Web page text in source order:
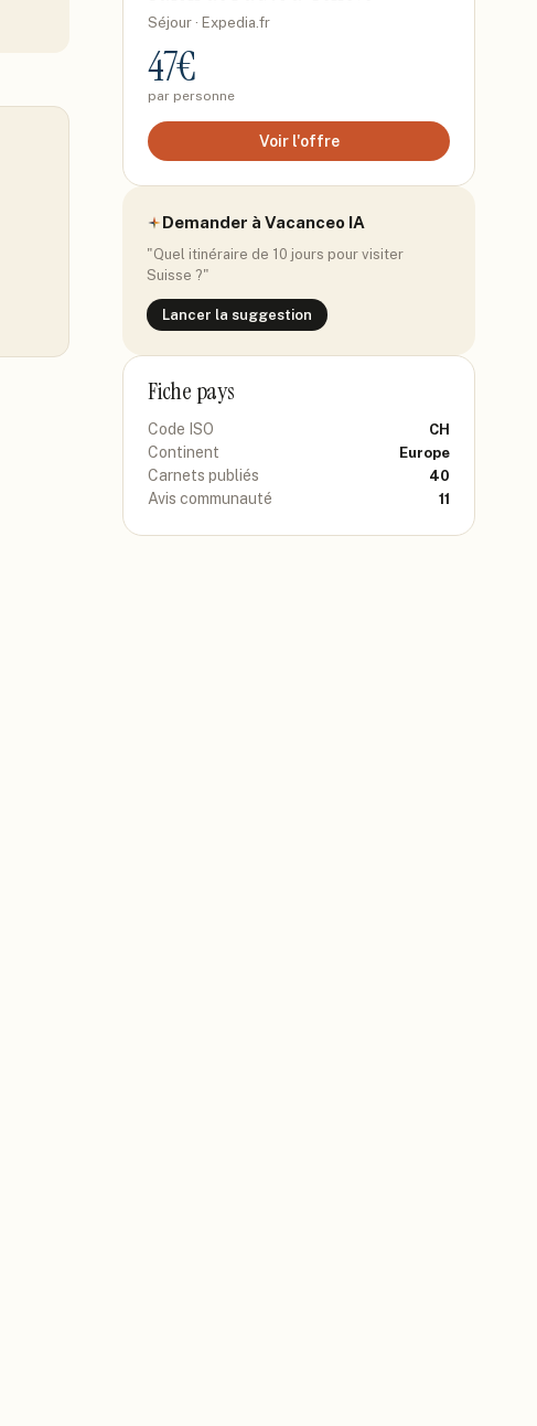
Séjour · Expedia.fr
47€
par personne
Voir l'offre
Demander à Vacanceo IA
"Quel itinéraire de 10 jours pour visiter
Suisse ?"
Lancer la suggestion
Fiche pays
Code ISO CH
Continent Europe
Carnets publiés 40
Avis communauté 11